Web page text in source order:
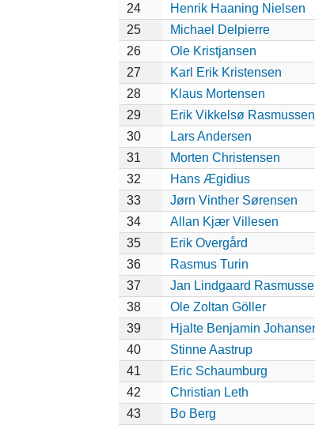
24
Henrik Haaning Nielsen
25
Michael Delpierre
26
Ole Kristjansen
27
Karl Erik Kristensen
28
Klaus Mortensen
29
Erik Vikkelsø Rasmussen
30
Lars Andersen
31
Morten Christensen
32
Hans Ægidius
33
Jørn Vinther Sørensen
34
Allan Kjær Villesen
35
Erik Overgård
36
Rasmus Turin
37
Jan Lindgaard
38
Ole Zoltan Göller
39
Hjalte Benjamin
40
Stinne Aastrup
41
Eric Schaumburg
42
Christian Leth
43
Bo Berg